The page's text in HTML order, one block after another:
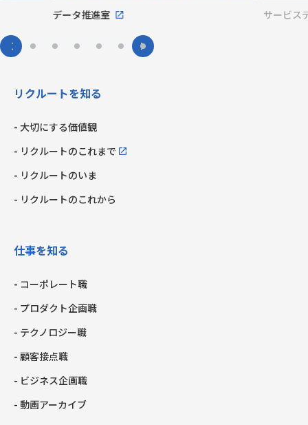
データ推進室 サービス
リクルートを知る
大切にする価値観
リクルートのこれまで
リクルートのいま
リクルートのこれから
仕事を知る
コーポレート職
プロダクト企画職
テクノロジー職
顧客接点職
ビジネス企画職
動画アーカイブ